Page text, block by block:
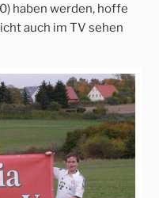
haben werden, hoffe
auch im TV sehen